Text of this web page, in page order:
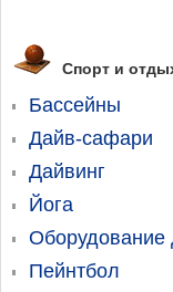
Спорт и
Бассейны
Дайв-сафари
Дайвинг
Йога
Оборудование
Пейнтбол